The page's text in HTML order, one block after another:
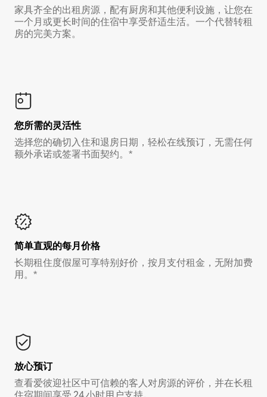
家具齐全的出租房源，配有厨房和其他便利设施，让您在
一个月或更长时间的住宿中享受舒适生活。一个代替转租
房的完美方案。
您所需的灵活性
选择您的确切入住和退房日期，轻松在线预订，无需任何
额外承诺或签署书面契约。*
简单直观的每月价格
长期租住度假屋可享特别好价，按月支付租金，无附加费
用。*
放心预订
查看爱彼迎社区中可信赖的客人对房源的评价，并在长租